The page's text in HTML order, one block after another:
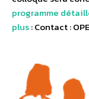
programme
plus: Contact :